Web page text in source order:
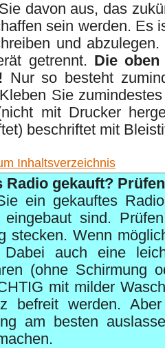
davon aus, das
sein werden. Es
und
getrennt. Die
Nur so besteht
Sie
mit Drucker
beschriftet mit
Inhaltsverzeichnis
Radio gekauft?
ein gekauftes
eingebaut sind.
stecken. Wenn
Dabei auch eine
(ohne Schirmung
mit milder
befreit werden.
am besten